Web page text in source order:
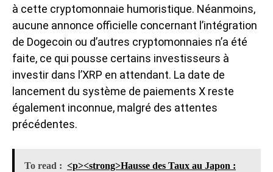
à cette cryptomonnaie humoristique. Néanmoins,
aucune annonce officielle concernant l’intégration
de Dogecoin ou d’autres cryptomonnaies n’a été
faite, ce qui pousse certains investisseurs à
investir dans l’XRP en attendant. La date de
lancement du système de paiements X reste
également inconnue, malgré des attentes
précédentes.
To read : <p><strong>Hausse des Taux au Japon :